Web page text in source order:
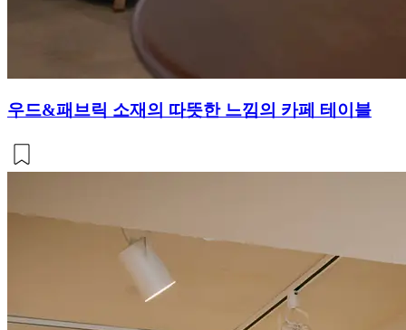
우드&패브릭 소재의 따뜻한 느낌의 카페 테이블